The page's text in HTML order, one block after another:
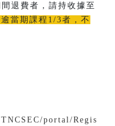
退費者，請持收據至
當期課程1/3者，不
portal/Regis